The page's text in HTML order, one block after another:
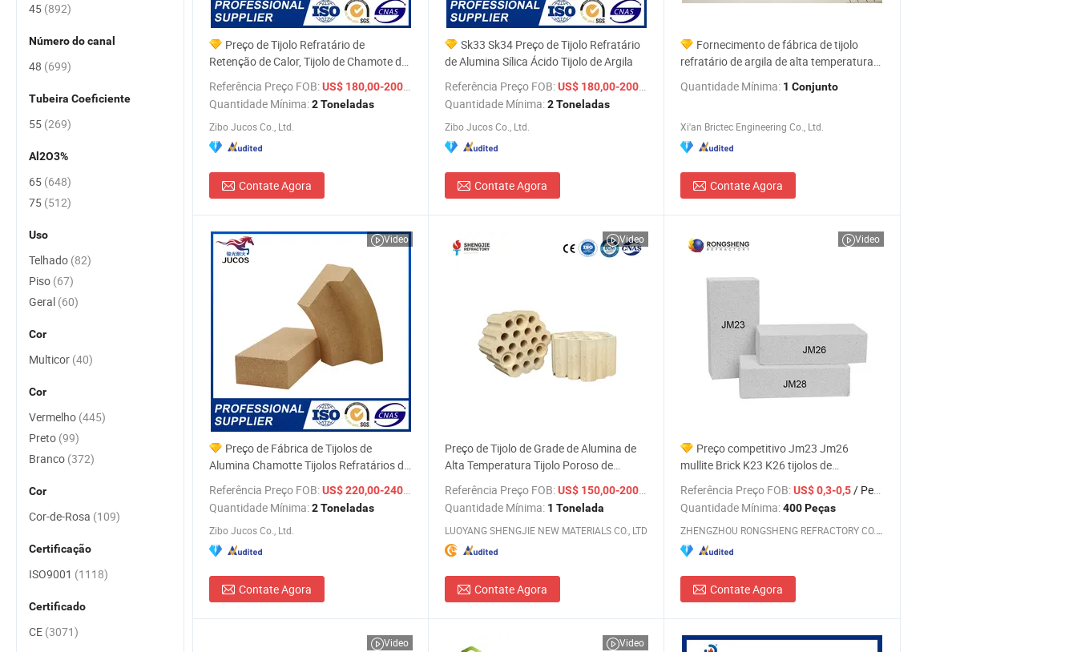
Preço de Tijolo Refratário de
Retenção de Calor, Tijolo de Chamote de
Alta Resistência à Venda
Referência Preço FOB:US$ 180,00-200,00
/ Tonelada
Quantidade Mínima:2 Toneladas
Zibo Jucos Co., Ltd.
Contate Agora
Sk33 Sk34 Preço de Tijolo Refratário
de Alumina Sílica Ácido Tijolo de Argila
Referência Preço FOB:US$ 180,00-200,00
/ Tonelada
Quantidade Mínima:2 Toneladas
Zibo Jucos Co., Ltd.
Contate Agora
Fornecimento de fábrica de tijolo
refratário de argila de alta temperatura
de tamanho padrão para máquina de
fabricação de tijolos
Quantidade Mínima: 1 Conjunto
Xi'an Brictec Engineering Co., Ltd.
Contate Agora
Video
Preço de Fábrica de Tijolos de
Alumina Chamotte Tijolos Refratários de
Argila Refratária
Referência Preço FOB:US$ 220,00-240,00
/ Tonelada
Quantidade Mínima:2 Toneladas
Zibo Jucos Co., Ltd.
Contate Agora
Video
Preço de Tijolo de Grade de Alumina de
Alta Temperatura Tijolo Poroso de
Alumina Alta de Forma Especial
Referência Preço FOB:US$ 150,00-200,00
/ Tonelada
Quantidade Mínima: 1 Tonelada
LUOYANG SHENGJIE NEW MATERIALS CO., LTD
Contate Agora
Video
Preço competitivo Jm23 Jm26
mullite Brick K23 K26 tijolos de
isolamento Tijolo de fogo leve para forno
Referência Preço FOB:US$ 0,3-0,5/ Peça
Quantidade Mínima:400 Peças
Contate Agora
Video Video
45 (892)
Número do canal
48 (699)
Tubeira Coeficiente
55 (269)
Al2O3%
65 (648)
75 (512)
Uso
Telhado (82)
Piso (67)
Geral (60)
Cor
Multicor (40)
Cor
Vermelho (445)
Preto (99)
Branco (372)
Cor
Cor-de-Rosa (109)
Certificação
ISO9001 (1118)
Certificado
CE (3071)